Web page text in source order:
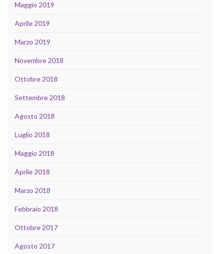
Maggio 2019
Aprile 2019
Marzo 2019
Novembre 2018
Ottobre 2018
Settembre 2018
Agosto 2018
Luglio 2018
Maggio 2018
Aprile 2018
Marzo 2018
Febbraio 2018
Ottobre 2017
Agosto 2017